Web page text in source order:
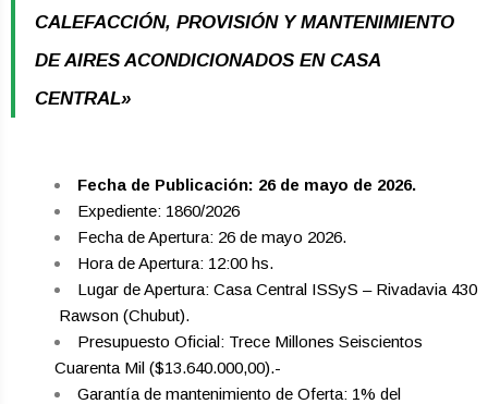
CALEFACCIÓN, PROVISIÓN Y MANTENIMIENTO
DE AIRES ACONDICIONADOS EN CASA
CENTRAL»
Fecha de Publicación: 26 de mayo de 2026.
Expediente: 1860/2026
Fecha de Apertura: 26 de mayo 2026.
Hora de Apertura: 12:00 hs.
Lugar de Apertura: Casa Central ISSyS – Rivadavia 430
­ Rawson (Chubut).
Presupuesto Oficial: Trece Millones Seiscientos
Cuarenta Mil ($13.640.000,00).-
Garantía de mantenimiento de Oferta: 1% del